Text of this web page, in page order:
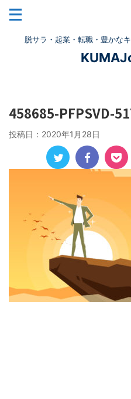
脱サラ・起業・転職・豊かな
458685-PFPSVD-
投稿日： 2020年1月28日